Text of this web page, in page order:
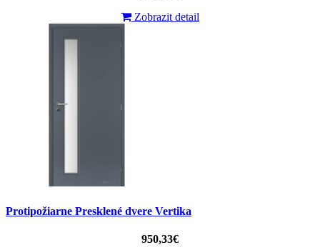
Zobrazit detail
Protipožiarne Presklené dvere Vertika
950,33€